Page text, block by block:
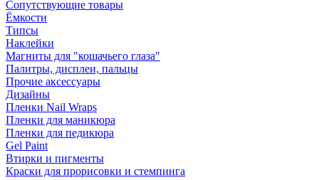
Сопутствующие товары
Ёмкости
Типсы
Наклейки
Магниты для "кошачьего глаза"
Палитры, дисплеи, пальцы
Прочие аксессуары
Дизайны
Пленки Nail Wraps
Пленки для маникюра
Пленки для педикюра
Gel Paint
Втирки и пигменты
Краски для прорисовки и стемпинга